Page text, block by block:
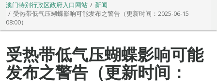
澳门特别行政区政府入口网站
新闻
受热带低气压蝴蝶影响可能发布之警告（更新时间：2025-06-15
08:00）
受热带低气压蝴蝶影响可能
发布之警告（更新时间：